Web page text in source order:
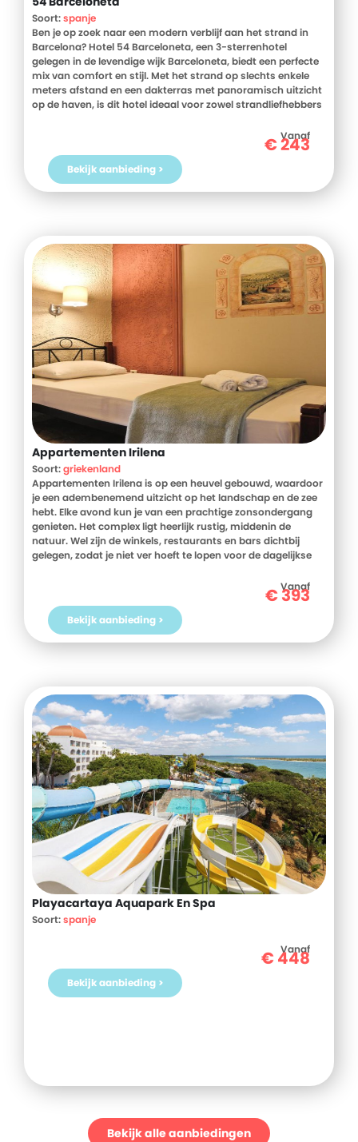
Soort:spanje
Ben je op zoek naar een modern verblijf aan het strand in
Barcelona? Hotel 54 Barceloneta, een 3-sterrenhotel
gelegen in de levendige wijk Barceloneta, biedt een perfecte
mix van comfort en stijl. Met het strand op slechts enkele
meters afstand en een dakterras met panoramisch uitzicht
op de haven, is dit hotel ideaal voor zowel strandliefhebbers
voorzieningen. Begin je dag met een heerlijk ontbijt en
verken de nabijgelegen bezienswaardigheden zoals La
Rambla en het Gotische Kwartier. Boek nu je verblijf en
ervaar het beste van Barcelona vanuit Hotel 54 Barceloneta!
Vanaf
€243
Bekijk aanbieding >
Appartementen Irilena
Soort:griekenland
Appartementen Irilena is op een heuvel gebouwd, waardoor
je een adembenemend uitzicht op het landschap en de zee
hebt. Elke avond kun je van een prachtige zonsondergang
genieten. Het complex ligt heerlijk rustig, middenin de
natuur. Wel zijn de winkels, restaurants en bars dichtbij
gelegen, zodat je niet ver hoeft te lopen voor de dagelijkse
worden ontvangen voor een verblijf in deze luxe ingerichte
Vanaf
€393
Bekijk aanbieding >
Playacartaya Aquapark En Spa
Soort:spanje
Vanaf
€448
Bekijk aanbieding >
Bekijk alle aanbiedingen